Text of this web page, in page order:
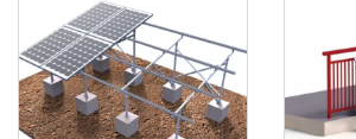
вградени слънчеви
панели, монтираща
система за слънчеви
панели на автомобилна
навесна конструкция